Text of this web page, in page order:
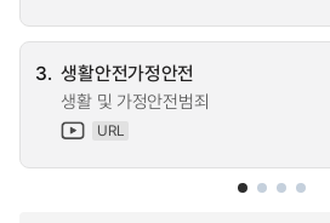
3. 생활안전가정안전
생활 및 가정안전범죄
URL